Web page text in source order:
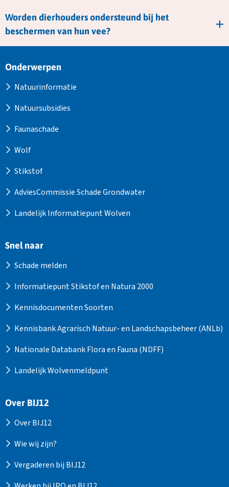
Worden dierhouders ondersteund bij het
beschermen van hun vee?
Site
Onderwerpen
Natuurinformatie
Natuursubsidies
Faunaschade
Wolf
Stikstof
AdviesCommissie Schade Grondwater
Landelijk Informatiepunt Wolven
Snel naar
Schade melden
Informatiepunt Stikstof en Natura 2000
Kennisdocumenten Soorten
Kennisbank Agrarisch Natuur- en Landschapsbeheer (ANLb)
Nationale Databank Flora en Fauna (NDFF)
Landelijk Wolvenmeldpunt
Over BIJ12
Over BIJ12
Wie wij zijn?
Vergaderen bij BIJ12